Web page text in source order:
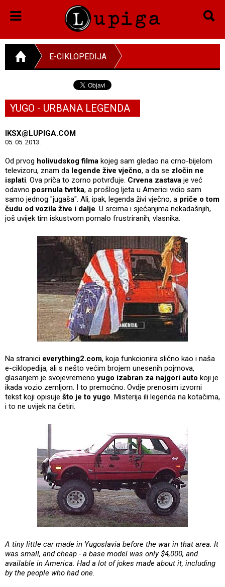
E-CIKLOPEDIJA
YUGO - URBANA LEGENDA
IKSX@LUPIGA.COM
05. 05. 2013.
Od prvog holivudskog filma kojeg sam gledao na crno-bijelom
televizoru, znam da legende žive vječno, a da se zločin ne
isplati. Ova priča to zorno potvrđuje. Crvena zastava je već
odavno posrnula tvrtka, a prošlog ljeta u Americi vidio sam
samo jednog "jugaša". Ali, ipak, legenda živi vječno, a priče o tom
čudu od vozila žive i dalje. U srcima i sjećanjima nekadašnjih,
još uvijek tim iskustvom pomalo frustriranih, vlasnika.
Na stranici everything2.com, koja funkcionira slično kao i naša
e-ciklopedija, ali s nešto većim brojem unesenih pojmova,
glasanjem je svojevremeno yugo izabran za najgori auto koji je
ikada vozio zemljom. I to premoćno. Ovdje prenosim izvorni
tekst koji opisuje što je to yugo. Misterija ili legenda na kotačima,
i to ne uvijek na četiri.
A tiny little car made in Yugoslavia before the war in that area. It
was small, and cheap - a base model was only $4,000, and
available in America. Had a lot of jokes made about it, including
by the people who had one.